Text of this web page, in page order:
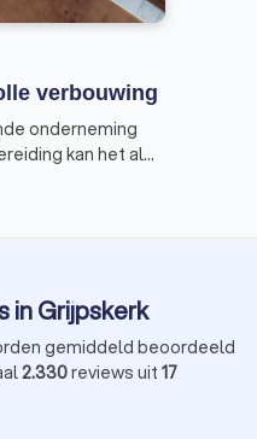
verbouwing
onderneming
kan het al
in Grijpskerk
gemiddeld beoordeeld
2.330reviews uit 17